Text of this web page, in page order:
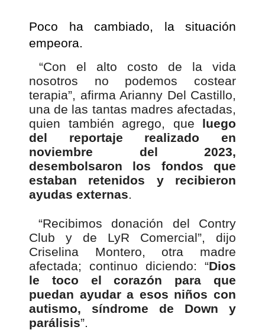
Poco ha cambiado, la situación
empeora.
“Con el alto costo de la vida
nosotros no podemos costear
terapia”, afirma Arianny Del Castillo,
una de las tantas madres afectadas,
quien también agrego, que luego
del reportaje realizado en
noviembre del 2023,
desembolsaron los fondos que
estaban retenidos y recibieron
ayudas externas.
“Recibimos donación del Contry
Club y de LyR Comercial”, dijo
Criselina Montero, otra madre
afectada; continuo diciendo: “Dios
le toco el corazón para que
puedan ayudar a esos niños con
autismo, síndrome de Down y
parálisis”.